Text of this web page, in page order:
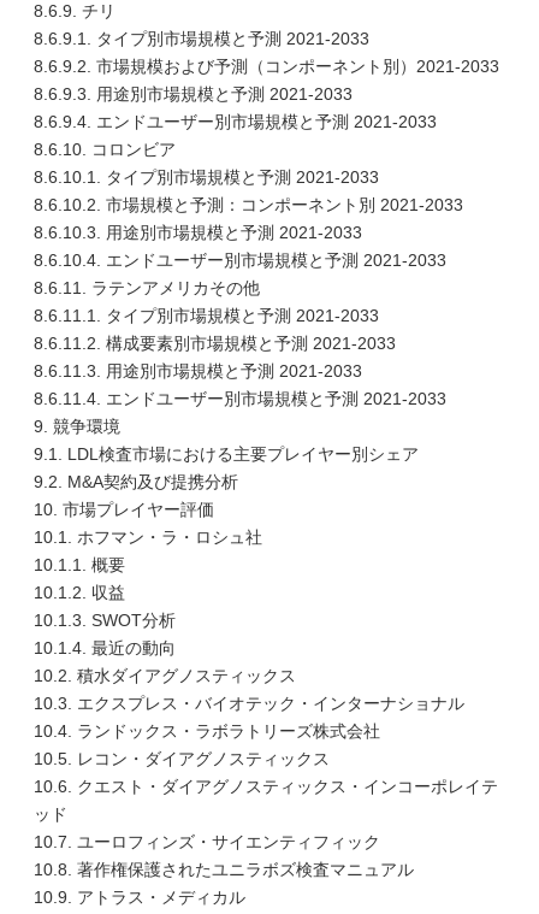
8.6.9. チリ
8.6.9.1. タイプ別市場規模と予測 2021-2033
8.6.9.2. 市場規模および予測（コンポーネント別）2021-2033
8.6.9.3. 用途別市場規模と予測 2021-2033
8.6.9.4. エンドユーザー別市場規模と予測 2021-2033
8.6.10. コロンビア
8.6.10.1. タイプ別市場規模と予測 2021-2033
8.6.10.2. 市場規模と予測：コンポーネント別 2021-2033
8.6.10.3. 用途別市場規模と予測 2021-2033
8.6.10.4. エンドユーザー別市場規模と予測 2021-2033
8.6.11. ラテンアメリカその他
8.6.11.1. タイプ別市場規模と予測 2021-2033
8.6.11.2. 構成要素別市場規模と予測 2021-2033
8.6.11.3. 用途別市場規模と予測 2021-2033
8.6.11.4. エンドユーザー別市場規模と予測 2021-2033
9. 競争環境
9.1. LDL検査市場における主要プレイヤー別シェア
9.2. M&A契約及び提携分析
10. 市場プレイヤー評価
10.1. ホフマン・ラ・ロシュ社
10.1.1. 概要
10.1.2. 収益
10.1.3. SWOT分析
10.1.4. 最近の動向
10.2. 積水ダイアグノスティックス
10.3. エクスプレス・バイオテック・インターナショナル
10.4. ランドックス・ラボラトリーズ株式会社
10.5. レコン・ダイアグノスティックス
10.6. クエスト・ダイアグノスティックス・インコーポレイテ
ッド
10.7. ユーロフィンズ・サイエンティフィック
10.8. 著作権保護されたユニラボズ検査マニュアル
10.9. アトラス・メディカル